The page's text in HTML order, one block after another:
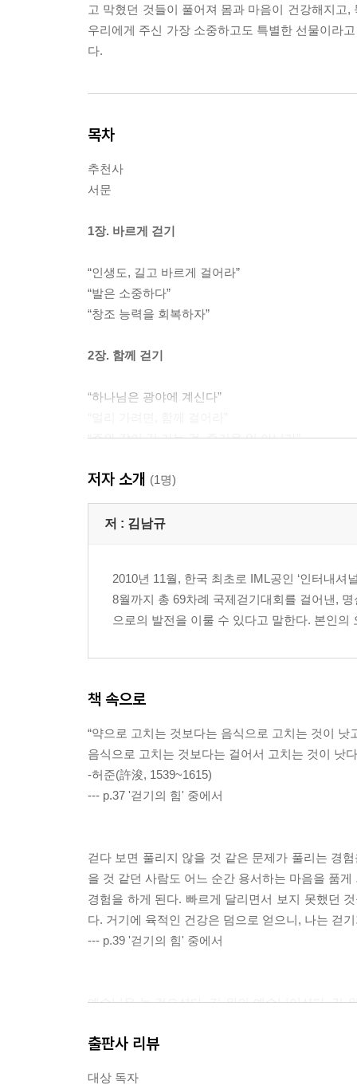
고 막혔던 것들이 풀어져 몸과 마음이 건강해지고
우리에게 주신 가장 소중하고도 특별한 선물이라
다.
목차
추천사
서문
1장. 바르게 걷기
“인생도, 길고 바르게 걸어라”
“발은 소중하다”
“창조 능력을 회복하자”
2장. 함께 걷기
“하나님은 광야에 계신다”
“주와 같이 길 가는 것, 즐거운 일 아닌가”
3장. 끝까지 걷기
“오직 한 길을 계속 걸어라”
“목적지가 어디입니까?”
마치며
저자 소개 (1명)
저 : 김남규
2010년 11월, 한국 최초로 IML공인 ‘인터내셔
8월까지 총 69차례 국제걷기대회를 걸어낸,
으로의 발전을 이룰 수 있다고 말한다. 본인
책 속으로
“약으로 고치는 것보다는 음식으로 고치는 것이 낫
음식으로 고치는 것보다는 걸어서 고치는 것이 낫
-허준(許浚, 1539~1615)
--- p.37 '걷기의 힘' 중에서
걷다 보면 풀리지 않을 것 같은 문제가 풀리는 경
을 것 같던 사람도 어느 순간 용서하는 마음을 품
경험을 하게 된다. 빠르게 달리면서 보지 못했던
다. 거기에 육적인 건강은 덤으로 얻으니, 나는 걷
--- p.39 '걷기의 힘' 중에서
예수님은 늘 걸으셨다. 길 위의 예수님이셨다. 길
길이었다. 환호의 탄성보다는 슬픔과 고통의 절
출판사 리뷰
대상 독자